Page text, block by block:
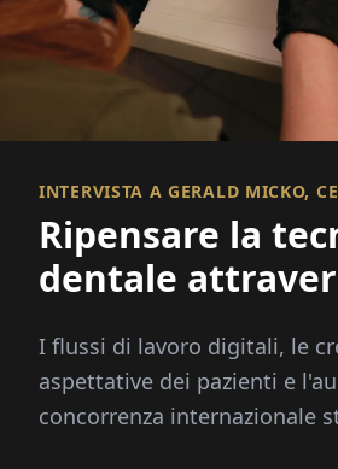
INTERVISTA A GERALD MICKO,
Ripensare la
dentale
I flussi di lavoro digitali, le
aspettative dei pazienti e
concorrenza internazionale